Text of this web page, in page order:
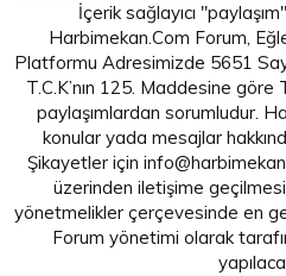
İçerik sağlayıcı
Harbimekan.Com Forum,
Platformu Adresimizde 5651
T.C.K’nın 125. Maddesine göre
paylaşımlardan sorumludur.
konular yada mesajlar
Şikayetler için
üzerinden iletişime
yönetmelikler çerçevesinde en
Forum yönetimi olarak